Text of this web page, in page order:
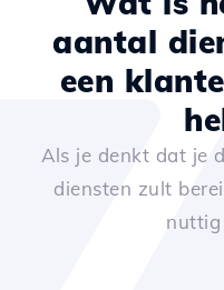
aantal
een
Als je denkt dat je
diensten zult
nuttig